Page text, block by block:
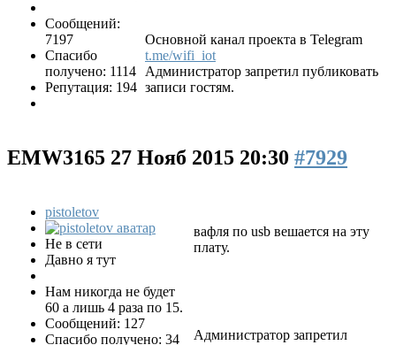
Сообщений:
7197
Спасибо
получено: 1114
Репутация: 194
Основной канал проекта в Telegram
t.me/wifi_iot
Администратор запретил публиковать
записи гостям.
EMW3165 27 Нояб 2015 20:30 #7929
pistoletov
Не в сети
Давно я тут
Нам никогда не будет
60 а лишь 4 раза по 15.
Сообщений: 127
Спасибо получено: 34
вафля по usb вешается на эту
плату.
Администратор запретил